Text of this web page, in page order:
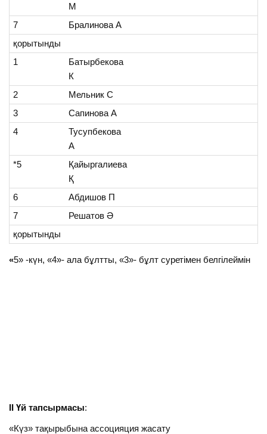
М
7
Бралинова А
қорытынды
1
Батырбекова
К
2
Мельник С
3
Сапинова А
4
Тусупбекова
А
*5
Қайыргалиева
Қ
6
Абдишов П
7
Решатов Ә
қорытынды
«5» -күн, «4»- ала бұлтты, «3»- бұлт суретімен белгілеймін
ІІ Үй тапсырмасы:
«Күз» тақырыбына ассоцияция жасату